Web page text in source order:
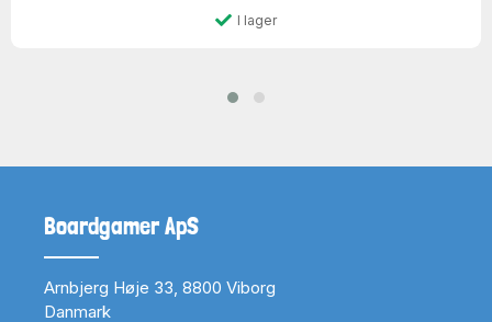
I lager
Boardgamer ApS
Arnbjerg Høje 33, 8800 Viborg
Danmark